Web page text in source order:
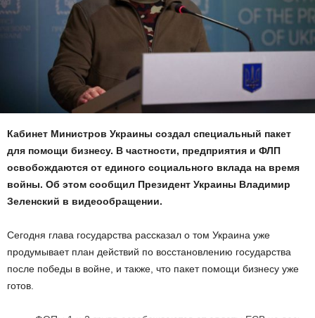
Кабинет Министров Украины создал специальный пакет
для помощи бизнесу. В частности, предприятия и ФЛП
освобождаются от единого социального вклада на время
войны. Об этом сообщил Президент Украины Владимир
Зеленский в видеообращении.
Сегодня глава государства рассказал о том Украина уже
продумывает план действий по восстановлению государства
после победы в войне, и также, что пакет помощи бизнесу уже
готов.